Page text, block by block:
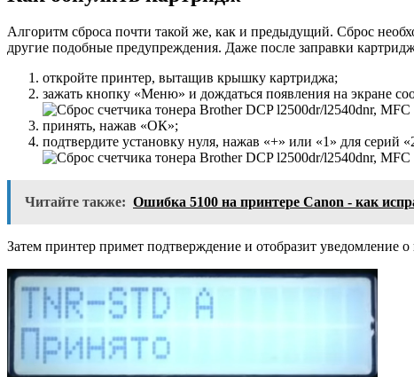
Алгоритм сброса почти такой же, как и предыдущий. Сброс
другие подобные предупреждения. Даже после заправки
откройте принтер, вытащив крышку картриджа;
зажать кнопку «Меню» и дождаться появления на экране
принять, нажав «ОК»;
подтвердите установку нуля, нажав «+» или «1» для серий
Читайте также: Ошибка 5100 на принтере Canon - как
Затем принтер примет подтверждение и отобразит уведомление о